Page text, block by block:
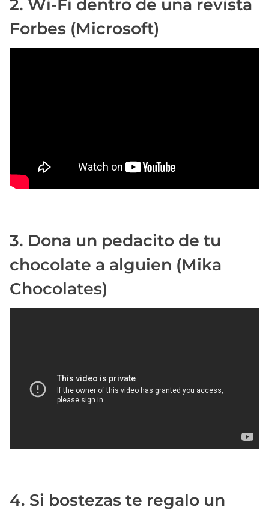
2. Wi-Fi dentro de una revista
Forbes (Microsoft)
3. Dona un pedacito de tu
chocolate a alguien (Mika
Chocolates)
4. Si bostezas te regalo un